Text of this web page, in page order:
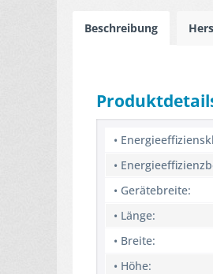
Beschreibung
•
•
• Gerätebreite:
• Länge:
• Breite:
• Höhe: